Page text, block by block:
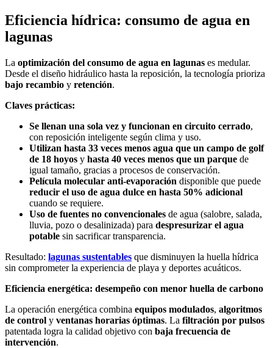
Eficiencia hídrica: consumo de agua en
lagunas
La optimización del consumo de agua en lagunas es medular.
Desde el diseño hidráulico hasta la reposición, la tecnología prioriza
bajo recambio y retención.
Claves prácticas:
Se llenan una sola vez y funcionan en circuito cerrado,
con reposición inteligente según clima y uso.
Utilizan hasta 33 veces menos agua que un campo de golf
de 18 hoyos y hasta 40 veces menos que un parque de
igual tamaño, gracias a procesos de conservación.
Película molecular anti-evaporación disponible que puede
reducir el uso de agua dulce en hasta 50% adicional
cuando se requiere.
Uso de fuentes no convencionales de agua (salobre, salada,
lluvia, pozo o desalinizada) para despresurizar el agua
potable sin sacrificar transparencia.
Resultado: lagunas sustentables que disminuyen la huella hídrica
sin comprometer la experiencia de playa y deportes acuáticos.
Eficiencia energética: desempeño con menor huella de carbono
La operación energética combina equipos modulados, algoritmos
de control y ventanas horarias óptimas. La filtración por pulsos
patentada logra la calidad objetivo con baja frecuencia de
intervención.